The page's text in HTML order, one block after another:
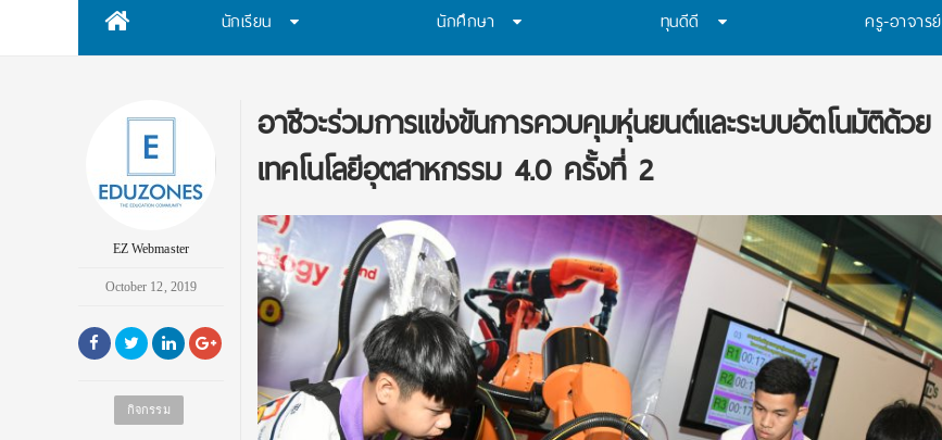
นักเรียน นักศึกษา ทุนดีดี ครู-อาจารย์
EZ Webmaster
October 12, 2019
กิจกรรม
อาชีวะร่วมการแข่งขันการควบคุมหุ่นยนต์และระบบอัตโนมัติด้วย
เทคโนโลยีอุตสาหกรรม 4.0 ครั้งที่ 2